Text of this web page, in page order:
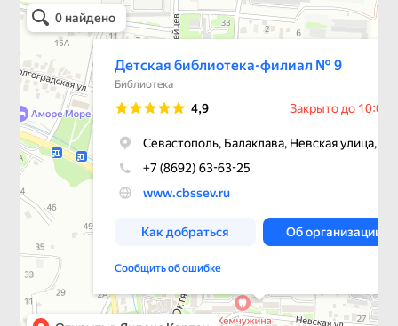
Библиотека в Севастополе